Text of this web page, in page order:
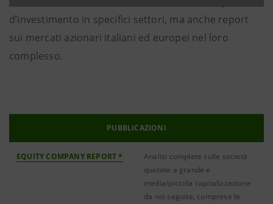
d’investimento in specifici settori, ma anche report
sui mercati azionari italiani ed europei nel loro
complesso.
PUBBLICAZIONI
EQUITY COMPANY REPORT *
Analisi complete sulle società
quotate a grande e
media/piccola capitalizzazione
da noi seguite, comprese le